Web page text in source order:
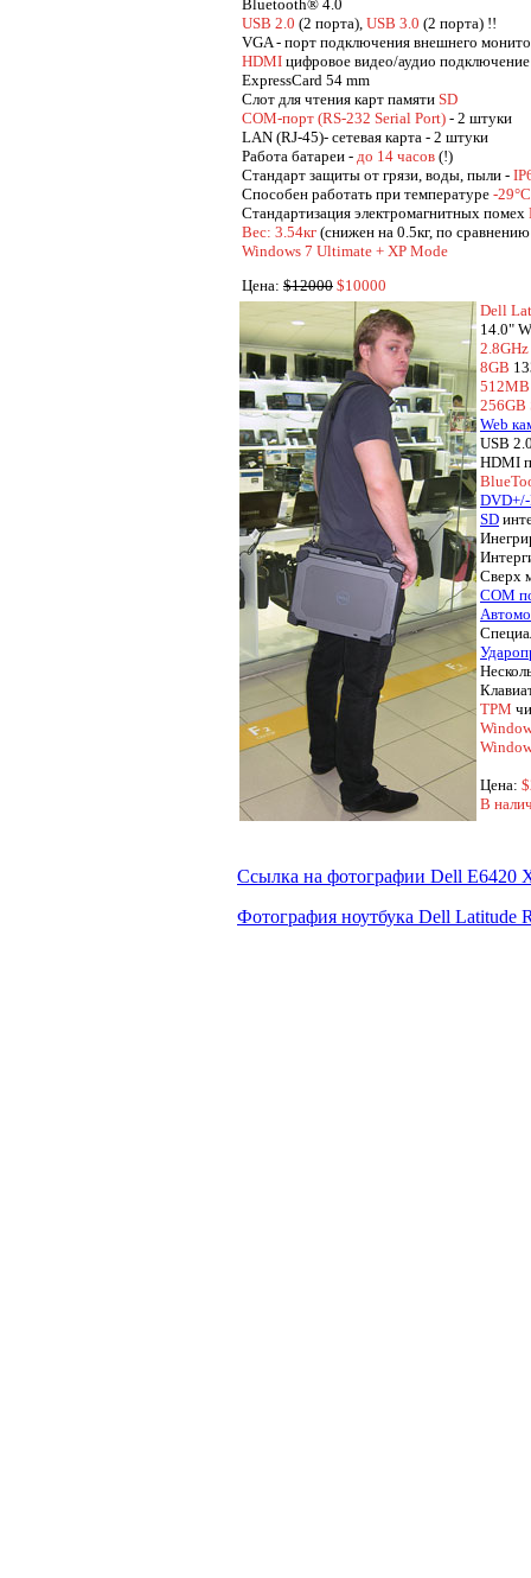
Bluetooth® 4.0
USB 2.0 (2 порта), USB 3.0 (2 порта) !!
VGA - порт подключения внешнего
HDMI цифровое видео/аудио подключение
ExpressCard 54 mm
Cлот для чтения карт памяти SD
COM-порт (RS-232 Serial Port) - 2 штуки
LAN (RJ-45)- сетевая карта - 2 штуки
Работа батареи - до 14 часов (!)
Стандарт защиты от грязи, воды, пыли -
Способен работать при температуре -
Стандартизация электромагнитных помех
Вес: 3.54кг (снижен на 0.5кг, по
Windows 7 Ultimate + XP Mode
Цена: $12000 $10000
Dell
14.0"
8GB
256GB
Web
USB
HDMI
SD
Сверх
COM
TPM
Цена:
В
Ссылка на фотографии Dell E6420
Фотография ноутбука Dell Latitude